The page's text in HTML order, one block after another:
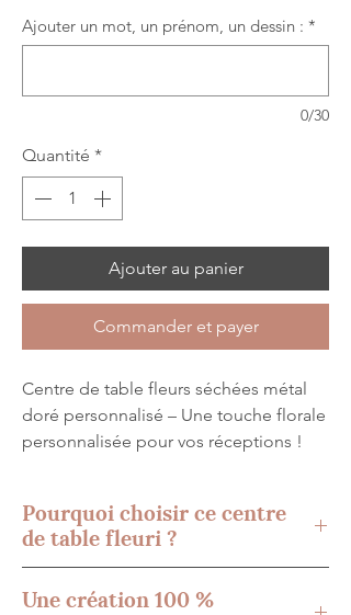
Ajouter un mot, un prénom, un dessin : *
0/30
Quantité *
Ajouter au panier
Commander et payer
Centre de table fleurs séchées métal
doré personnalisé – Une touche florale
personnalisée pour vos réceptions !
instants mémorables grâce à ce centre
de table en métal doré filaire, une
création artisanale personnalisable,
parfaite pour sublimer vos tables de
Pourquoi choisir ce centre
de table fleuri ?
pour vos événements !
Une création 100 %